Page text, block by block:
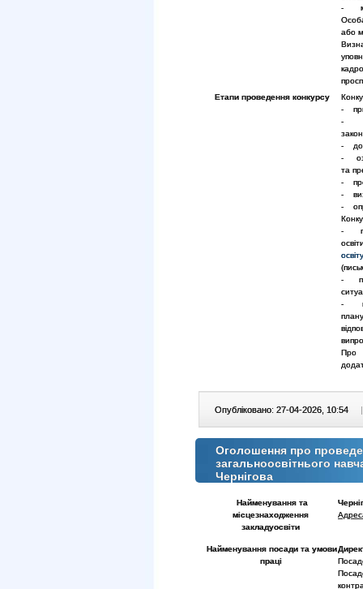
-
або
Етапи проведення конкурсу
-
-
-
-
та
-
-
-
-
-
-
Про
Опубліковано: 27-04-2026, 10:54 |
Оголошення про
загальноосвітнього
Чернігова
Найменування та
місцезнаходження
закладуосвіти
Найменування посади та умови
праці